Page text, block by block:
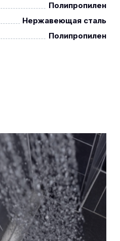
Полипропилен
Нержавеющая сталь
Полипропилен